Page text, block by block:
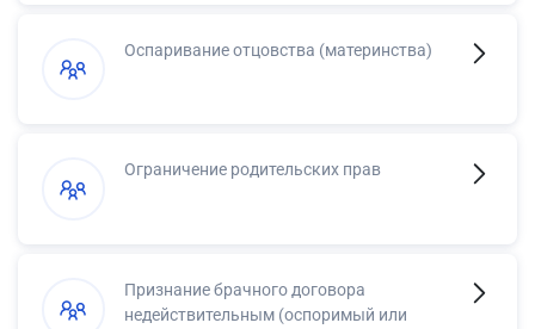
Оспаривание отцовства (материнства)
Ограничение родительских прав
Признание брачного договора
недействительным (оспоримый или